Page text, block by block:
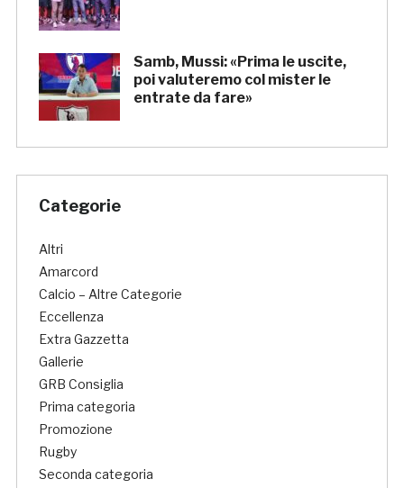
Samb, Mussi: «Prima le uscite,
poi valuteremo col mister le
entrate da fare»
Categorie
Altri
Amarcord
Calcio – Altre Categorie
Eccellenza
Extra Gazzetta
Gallerie
GRB Consiglia
Prima categoria
Promozione
Rugby
Seconda categoria